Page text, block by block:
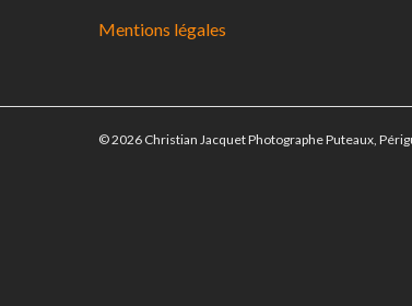
Mentions légales
© 2026 Christian Jacquet Photographe Puteaux,